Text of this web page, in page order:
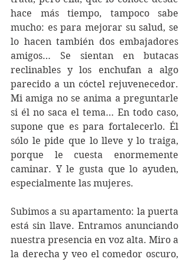
hace más tiempo, tampoco sabe
mucho: es para mejorar su salud, se
lo hacen también dos embajadores
amigos… Se sientan en butacas
reclinables y los enchufan a algo
parecido a un cóctel rejuvenecedor.
Mi amiga no se anima a preguntarle
si él no saca el tema… En todo caso,
supone que es para fortalecerlo. Él
sólo le pide que lo lleve y lo traiga,
porque le cuesta enormemente
caminar. Y le gusta que lo ayuden,
especialmente las mujeres.
Subimos a su apartamento: la puerta
está sin llave. Entramos anunciando
nuestra presencia en voz alta. Miro a
la derecha y veo el comedor oscuro,